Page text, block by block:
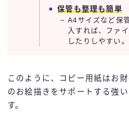
保管も整理も簡単
A4サイズなど保
入すれば、ファ
したりしやすい。
このように、コピー用紙はお
のお絵描きをサポートする強
す。